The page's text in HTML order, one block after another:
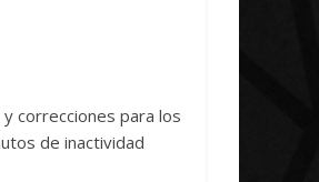
correcciones para los
de inactividad